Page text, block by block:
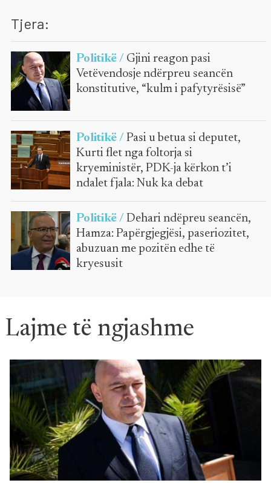
Tjera:
Politikë / Gjini reagon pasi
Vetëvendosje ndërpreu seancën
konstitutive, “kulm i pafytyrësisë”
Politikë / Pasi u betua si deputet,
Kurti flet nga foltorja si
kryeministër, PDK-ja kërkon t’i
ndalet fjala: Nuk ka debat
Politikë / Dehari ndëpreu seancën,
Hamza: Papërgjegjësi, paseriozitet,
abuzuan me pozitën edhe të
kryesusit
Lajme të ngjashme